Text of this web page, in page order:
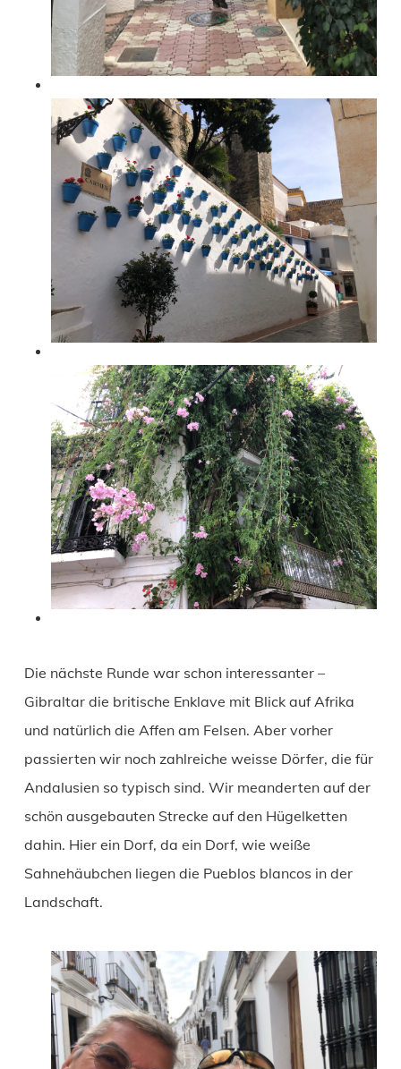
Die nächste Runde war schon interessanter –
Gibraltar die britische Enklave mit Blick auf Afrika
und natürlich die Affen am Felsen. Aber vorher
passierten wir noch zahlreiche weisse Dörfer, die für
Andalusien so typisch sind. Wir meanderten auf der
schön ausgebauten Strecke auf den Hügelketten
dahin. Hier ein Dorf, da ein Dorf, wie weiße
Sahnehäubchen liegen die Pueblos blancos in der
Landschaft.